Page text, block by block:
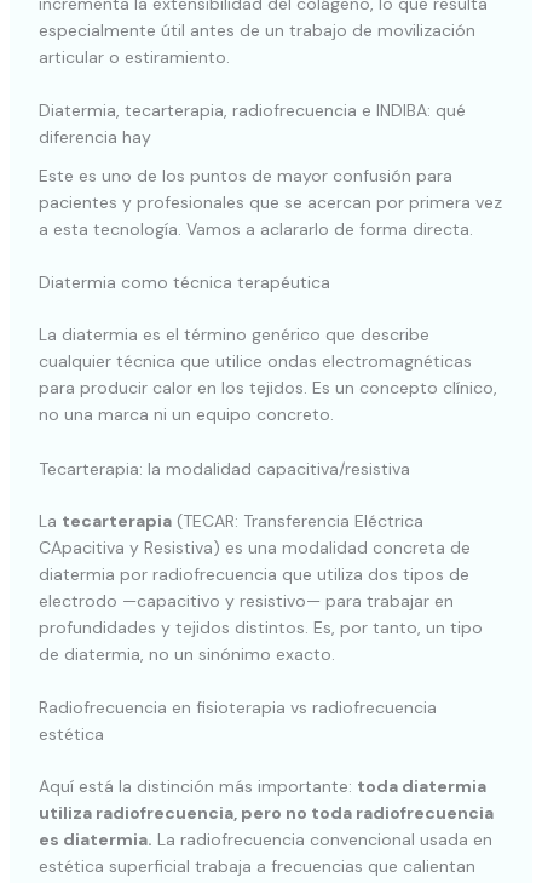
especialmente útil antes de un trabajo de movilización
articular o estiramiento.
Diatermia, tecarterapia, radiofrecuencia e INDIBA: qué
diferencia hay
Este es uno de los puntos de mayor confusión para
pacientes y profesionales que se acercan por primera vez
a esta tecnología. Vamos a aclararlo de forma directa.
Diatermia como técnica terapéutica
La diatermia es el término genérico que describe
cualquier técnica que utilice ondas electromagnéticas
para producir calor en los tejidos. Es un concepto clínico,
no una marca ni un equipo concreto.
Tecarterapia: la modalidad capacitiva/resistiva
La tecarterapia(TECAR: Transferencia Eléctrica
CApacitiva y Resistiva) es una modalidad concreta de
diatermia por radiofrecuencia que utiliza dos tipos de
electrodo —capacitivo y resistivo— para trabajar en
profundidades y tejidos distintos. Es, por tanto, un tipo
de diatermia, no un sinónimo exacto.
Radiofrecuencia en fisioterapia vs radiofrecuencia
estética
Aquí está la distinción más importante: toda diatermia
utiliza radiofrecuencia, pero no toda radiofrecuencia
es diatermia. La radiofrecuencia convencional usada en
estética superficial trabaja a frecuencias que calientan